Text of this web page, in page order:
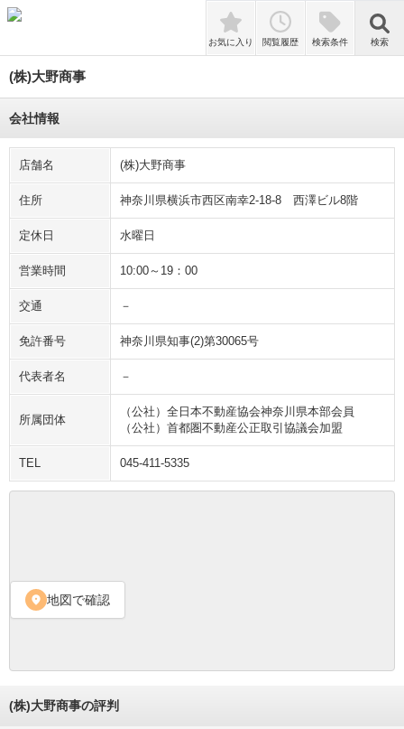
検索
お気に入り 閲覧履歴 検索条件 検索
(株)大野商事
会社情報
店舗名 (株)大野商事
住所 神奈川県横浜市西区南幸2-18-8 西澤ビル8階
定休日 水曜日
営業時間 10:00～19：00
交通 －
免許番号 神奈川県知事(2)第30065号
代表者名 －
所属団体
（公社）全日本不動産協会神奈川県本部会員
（公社）首都圏不動産公正取引協議会加盟
TEL 045-411-5335
location_on 地図で確認
(株)大野商事の評判